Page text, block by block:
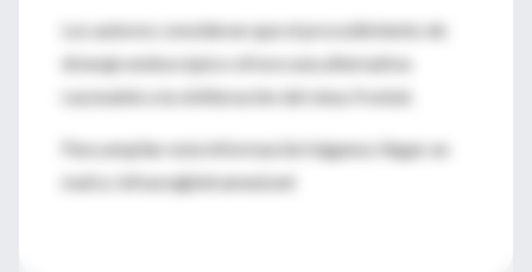
Los autores consideran que el procedimiento de
drenaje endoscópico ofrece una alternativa
razonable a la obliteración del sinus frontal.
Para ampliar esta información háganos llegar un
mail a: infouru@intramed.net